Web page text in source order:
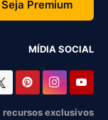
Seja Premium
MÍDIA SOCIAL
recursos exclusivos